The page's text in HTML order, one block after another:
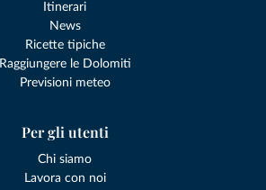
Itinerari
News
Ricette tipiche
Raggiungere le Dolomiti
Previsioni meteo
Per gli utenti
Chi siamo
Lavora con noi